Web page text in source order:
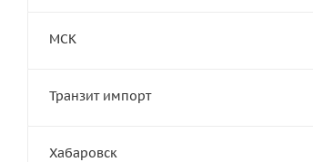
МСК
Транзит импорт
Хабаровск